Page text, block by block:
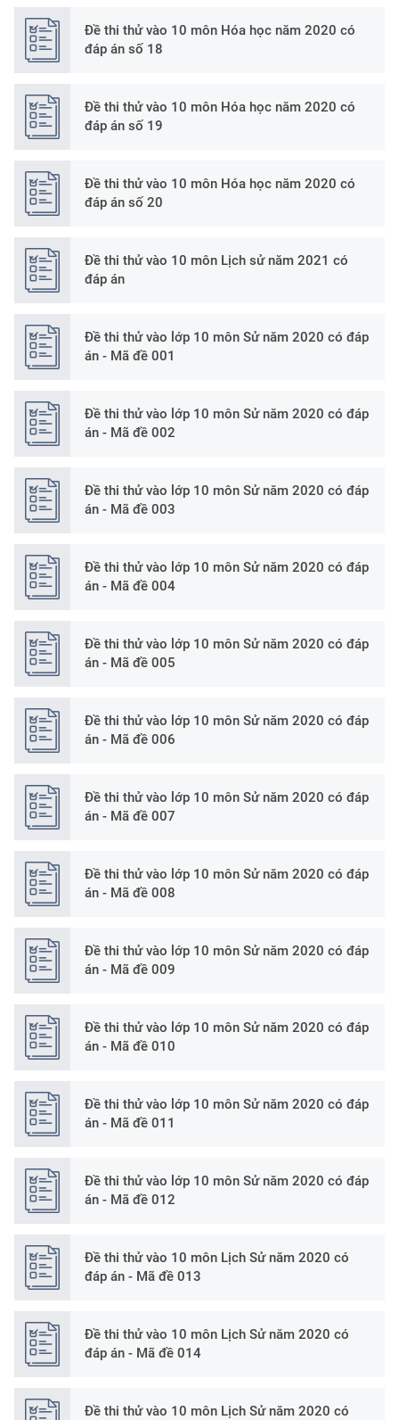
Đề thi thử vào 10 môn Hóa học năm 2020 có
đáp án số 18
Đề thi thử vào 10 môn Hóa học năm 2020 có
đáp án số 19
Đề thi thử vào 10 môn Hóa học năm 2020 có
đáp án số 20
Đề thi thử vào 10 môn Lịch sử năm 2021 có
đáp án
Đề thi thử vào lớp 10 môn Sử năm 2020 có đáp
án - Mã đề 001
Đề thi thử vào lớp 10 môn Sử năm 2020 có đáp
án - Mã đề 002
Đề thi thử vào lớp 10 môn Sử năm 2020 có đáp
án - Mã đề 003
Đề thi thử vào lớp 10 môn Sử năm 2020 có đáp
án - Mã đề 004
Đề thi thử vào lớp 10 môn Sử năm 2020 có đáp
án - Mã đề 005
Đề thi thử vào lớp 10 môn Sử năm 2020 có đáp
án - Mã đề 006
Đề thi thử vào lớp 10 môn Sử năm 2020 có đáp
án - Mã đề 007
Đề thi thử vào lớp 10 môn Sử năm 2020 có đáp
án - Mã đề 008
Đề thi thử vào lớp 10 môn Sử năm 2020 có đáp
án - Mã đề 009
Đề thi thử vào lớp 10 môn Sử năm 2020 có đáp
án - Mã đề 010
Đề thi thử vào lớp 10 môn Sử năm 2020 có đáp
án - Mã đề 011
Đề thi thử vào lớp 10 môn Sử năm 2020 có đáp
án - Mã đề 012
Đề thi thử vào 10 môn Lịch Sử năm 2020 có
đáp án - Mã đề 013
Đề thi thử vào 10 môn Lịch Sử năm 2020 có
đáp án - Mã đề 014
Đề thi thử vào 10 môn Lịch Sử năm 2020 có